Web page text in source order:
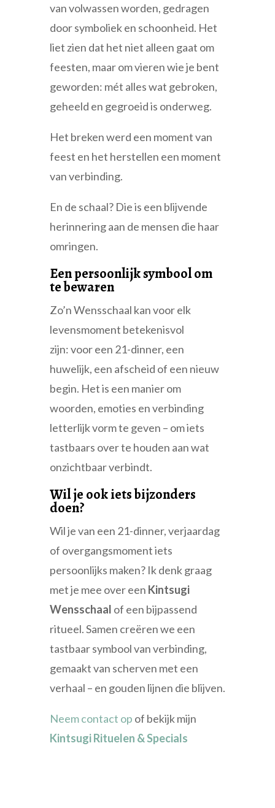
van volwassen worden, gedragen
door symboliek en schoonheid. Het
liet zien dat het niet alleen gaat om
feesten, maar om vieren wie je bent
geworden: mét alles wat gebroken,
geheeld en gegroeid is onderweg.
Het breken werd een moment van
feest en het herstellen een moment
van verbinding.
En de schaal? Die is een blijvende
herinnering aan de mensen die haar
omringen.
Een persoonlijk symbool om
te bewaren
Zo’n Wensschaal kan voor elk
levensmoment betekenisvol
zijn: voor een 21-dinner, een
huwelijk, een afscheid of een nieuw
begin. Het is een manier om
woorden, emoties en verbinding
letterlijk vorm te geven – om iets
tastbaars over te houden aan wat
onzichtbaar verbindt.
Wil je ook iets bijzonders
doen?
Wil je van een 21-dinner, verjaardag
of overgangsmoment iets
persoonlijks maken? Ik denk graag
met je mee over een Kintsugi
Wensschaal of een bijpassend
ritueel. Samen creëren we een
tastbaar symbool van verbinding,
gemaakt van scherven met een
verhaal – en gouden lijnen die blijven.
Neem contact op of bekijk mijn
Kintsugi Rituelen & Specials